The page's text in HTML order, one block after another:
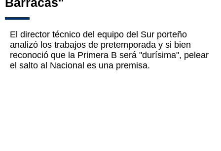
El director técnico del equipo del Sur porteño
analizó los trabajos de pretemporada y si bien
reconoció que la Primera B será "durísima", pelear
el salto al Nacional es una premisa.